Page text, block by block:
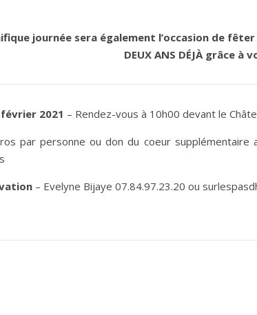
journée sera également l’occasion de
DEUX ANS DÉJÀ grâce à
2021 – Rendez-vous à 10h00 devant le
par personne ou don du coeur
– Evelyne Bijaye 07.84.97.23.20 ou